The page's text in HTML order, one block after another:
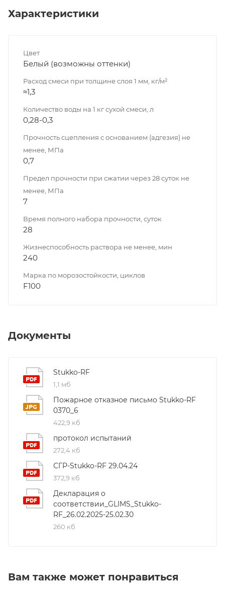
Характеристики
Цвет
Белый (возможны оттенки)
Расход смеси при толщине слоя 1 мм, кг/м²
≈1,3
Количество воды на 1 кг сухой смеси, л
0,28-0,3
Прочность сцепления с основанием (адгезия) не
менее, МПа
0,7
Предел прочности при сжатии через 28 суток не
менее, МПа
7
Время полного набора прочности, суток
28
Жизнеспособность раствора не менее, мин
240
Марка по морозостойкости, циклов
F100
Документы
Stukko-RF
1,1 мб
Пожарное отказное письмо Stukko-RF
0370_6
422,9 кб
протокол испытаний
272,4 кб
СГР-Stukko-RF 29.04.24
372,9 кб
Декларация о
соответствии_GLIMS_Stukko-
RF_26.02.2025-25.02.30
260 кб
Вам также может понравиться